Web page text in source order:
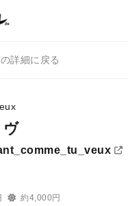
詳細に戻る
ヴ
約4,000円